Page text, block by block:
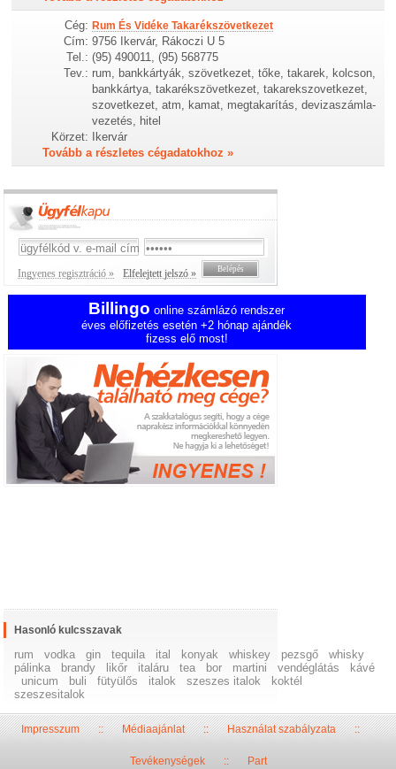
Cég: Rum És Vidéke Takarékszövetkezet
Cím: 9756 Ikervár, Rákoczi U 5
Tel.: (95) 490011, (95) 568775
Tev.: rum, bankkártyák, szövetkezet, tőke, takarek, kolcson,
bankkártya, takarékszövetkezet, takarekszovetkezet,
szovetkezet, atm, kamat, megtakarítás, devizaszámla-
vezetés, hitel
Körzet:
Ikervár
Tovább a részletes cégadatokhoz »
Ingyenes regisztráció » Elfelejtett jelszó »
Billingo online számlázó rendszer
éves előfizetés esetén +2 hónap ajándék
fizess elő most!
Hasonló kulcsszavak
rum vodka gin tequila ital konyak whiskey pezsgő
whisky
pálinka
brandy likőr italáru tea bor martini vendéglátás
kávé
unicum
buli fütyülős italok szeszes italok
koktél
szeszesitalok
Impresszum::Médiaajánlat::Használat szabályzata::
Tevékenységek:: Part